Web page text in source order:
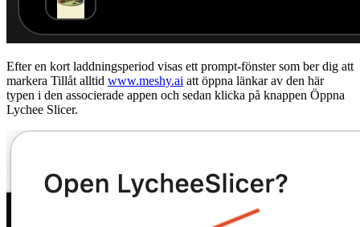
Efter en kort laddningsperiod visas ett prompt-fönster som ber dig att
markera Tillåt alltid www.meshy.ai att öppna länkar av den här
typen i den associerade appen och sedan klicka på knappen Öppna
Lychee Slicer.